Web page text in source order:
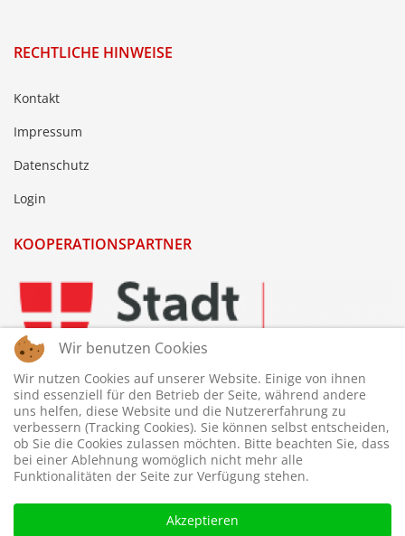
RECHTLICHE HINWEISE
Kontakt
Impressum
Datenschutz
Login
KOOPERATIONSPARTNER
Wir benutzen Cookies
Wir nutzen Cookies auf unserer Website. Einige von ihnen
sind essenziell für den Betrieb der Seite, während andere
uns helfen, diese Website und die Nutzererfahrung zu
verbessern (Tracking Cookies). Sie können selbst entscheiden,
ob Sie die Cookies zulassen möchten. Bitte beachten Sie, dass
bei einer Ablehnung womöglich nicht mehr alle
Funktionalitäten der Seite zur Verfügung stehen.
Akzeptieren